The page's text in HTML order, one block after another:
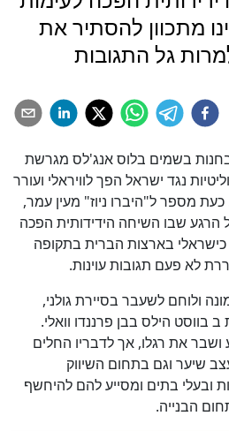
מתכוון להסתיר את
גל התגובות
בשמים בלוס אנג'לס מגרשת
נגד ישראל הפך לוויראלי ועורר
מספר ל"היברו ניוז" מעין עמר,
הרגע שבו השיחה הידידותית הפכה
בארצות הברית בתקופה
לא פעם תגובות עוינות.
מקריית שמונה ולוחם לשעבר בסיירת גולני,
בווסט הילס בבן פרננדו וואלי.
את רגלו, אך לדבריו החלים
שיער וגם בתחום השיווק
ובעלי בתים ומסייע להם להיחשף
הבנייה.